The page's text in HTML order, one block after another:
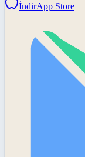
İndirApp Store